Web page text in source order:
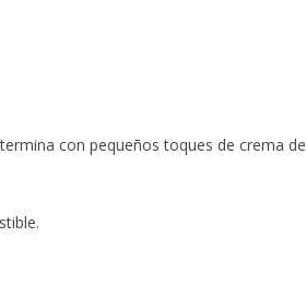
con pequeños toques de crema de